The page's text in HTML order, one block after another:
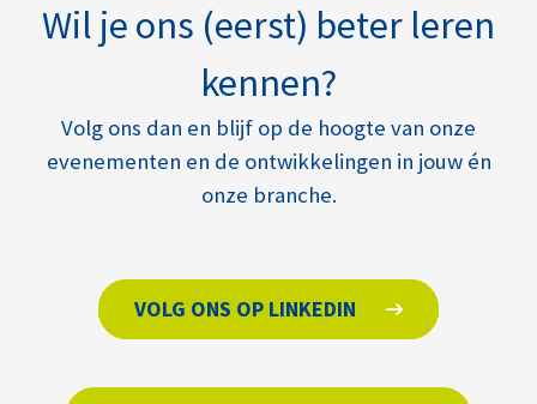
Wil je ons (eerst) beter leren
kennen?
Volg ons dan en blijf op de hoogte van onze
evenementen en de ontwikkelingen in jouw én
onze branche.
VOLG ONS OP LINKEDIN